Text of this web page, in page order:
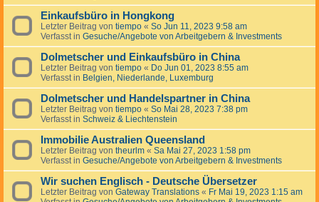
Einkaufsbüro in Hongkong
Letzter Beitrag von tiempo « So Jun 11, 2023 9:58 am
Verfasst in Gesuche/Angebote von Arbeitgebern & Investments
Dolmetscher und Einkaufsbüro in China
Letzter Beitrag von tiempo « Do Jun 01, 2023 8:55 am
Verfasst in Belgien, Niederlande, Luxemburg
Dolmetscher und Handelspartner in China
Letzter Beitrag von tiempo « So Mai 28, 2023 7:38 pm
Verfasst in Schweiz & Liechtenstein
Immobilie Australien Queensland
Letzter Beitrag von theurlm « Sa Mai 27, 2023 1:58 pm
Verfasst in Gesuche/Angebote von Arbeitgebern & Investments
Wir suchen Englisch - Deutsche Übersetzer
Letzter Beitrag von Gateway Translations « Fr Mai 19, 2023 1:15 am